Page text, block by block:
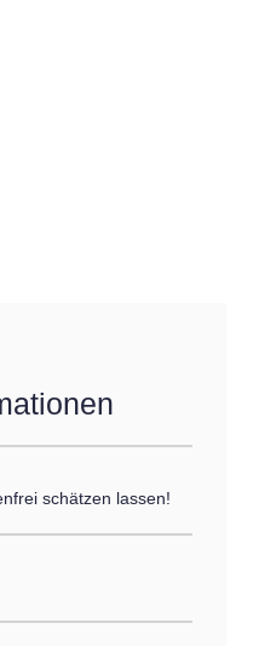
schätzen lassen!